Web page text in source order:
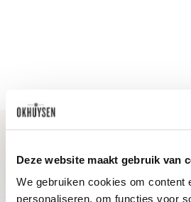
Deze website maakt gebruik van
We gebruiken cookies om content
personaliseren, om functies voor
Blijf op de hoogte
Ontvang het laatste wijnnieuws,
evenementen